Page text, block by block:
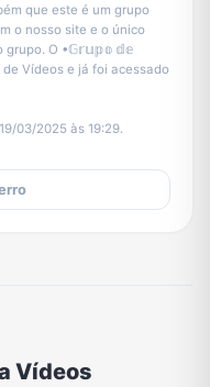
que este é um grupo
o nosso site e o único
grupo. O •𝔾𝕣𝕦𝕡𝕠 𝕕𝕖
Vídeos e já foi acessado
03/2025 às 19:29.
Vídeos